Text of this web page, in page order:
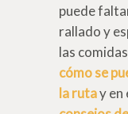
puede
rallado y
las
cómo se
la rutay en